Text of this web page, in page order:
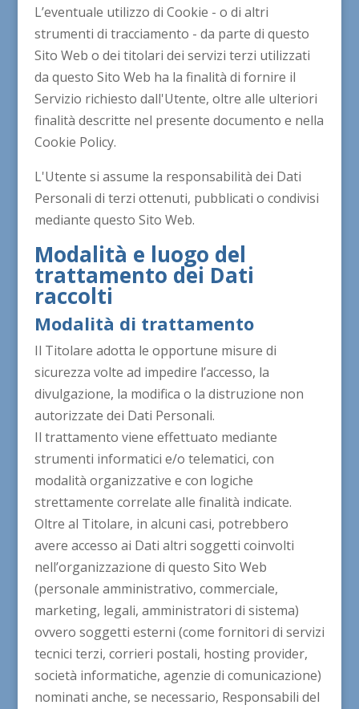
L’eventuale utilizzo di Cookie - o di altri
strumenti di tracciamento - da parte di questo
Sito Web o dei titolari dei servizi terzi utilizzati
da questo Sito Web ha la finalità di fornire il
Servizio richiesto dall'Utente, oltre alle ulteriori
finalità descritte nel presente documento e nella
Cookie Policy.
L'Utente si assume la responsabilità dei Dati
Personali di terzi ottenuti, pubblicati o condivisi
mediante questo Sito Web.
Modalità e luogo del
trattamento dei Dati
raccolti
Modalità di trattamento
Il Titolare adotta le opportune misure di
sicurezza volte ad impedire l’accesso, la
divulgazione, la modifica o la distruzione non
autorizzate dei Dati Personali.
Il trattamento viene effettuato mediante
strumenti informatici e/o telematici, con
modalità organizzative e con logiche
strettamente correlate alle finalità indicate.
Oltre al Titolare, in alcuni casi, potrebbero
avere accesso ai Dati altri soggetti coinvolti
nell’organizzazione di questo Sito Web
(personale amministrativo, commerciale,
marketing, legali, amministratori di sistema)
ovvero soggetti esterni (come fornitori di servizi
tecnici terzi, corrieri postali, hosting provider,
società informatiche, agenzie di comunicazione)
nominati anche, se necessario, Responsabili del